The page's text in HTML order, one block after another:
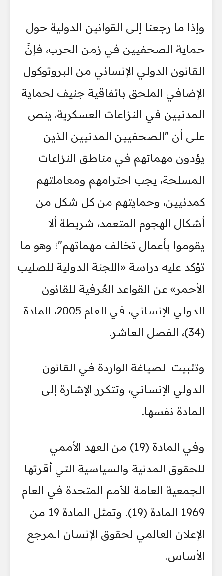
وإذا ما رجعنا إلى القوانين الدولية حول
حماية الصحفيين في زمن الحرب، فإنَّ
القانون الدولي الإنساني من البروتوكول
الإضافي الملحق باتفاقية جنيف لحماية
المدنيين في النزاعات العسكرية، ينص
على أن "الصحفيين المدنيين الذين
يؤدون مهماتهم في مناطق النزاعات
المسلحة، يجب احترامهم ومعاملتهم
كمدنيين، وحمايتهم من كل شكل من
أشكال الهجوم المتعمد، شريطة ألا
يقوموا بأعمال تخالف مهماتهم"؛ وهو ما
تؤكد عليه دراسة «اللجنة الدولية للصليب
الأحمر» عن القواعد العُرفية للقانون
الدولي الإنساني، في العام 2005، المادة
(34)، الفصل العاشر.
وتثبيت الصياغة الواردة في القانون
الدولي الإنساني، وتتكرر الإشارة إلى
المادة نفسها.
وفي المادة (19) من العهد الأممي
للحقوق المدنية والسياسية التي أقرتها
الجمعية العامة للأمم المتحدة في العام
1969 المادة (19). وتمثل المادة 19 من
الإعلان العالمي لحقوق الإنسان المرجع
الأساس.